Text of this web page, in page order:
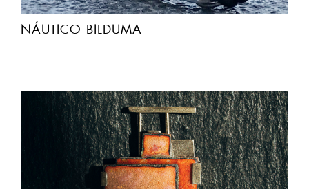
NÁUTICO BILDUMA